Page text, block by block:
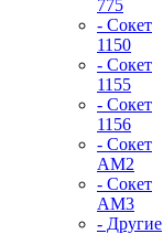
775
- Сокет
1150
- Сокет
1155
- Сокет
1156
- Сокет
AM2
- Сокет
AM3
- Другие